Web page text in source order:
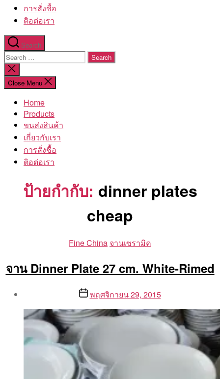
การสั่งชื้อ
ติอต่อเรา
Search
Search
for:
Close
search
Close Menu
Home
Products
ขนส่งสินค้า
เกี่ยวกับเรา
การสั่งชื้อ
ติอต่อเรา
ป้ายกำกับ: dinner plates
cheap
Categories
Fine China จานเซรามิค
จาน Dinner Plate 27 cm. White-Rimed
By
Aea
Postพฤศจิกายน 29, 2015